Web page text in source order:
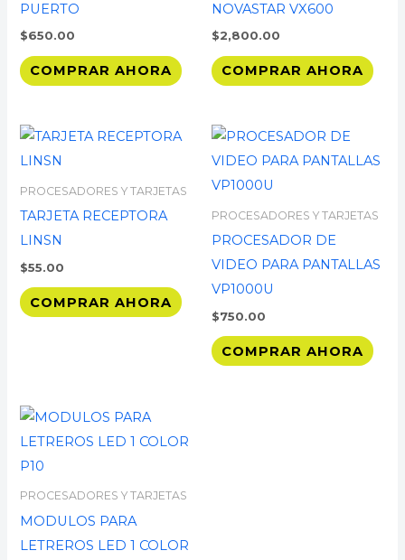
PUERTO
$650.00
COMPRAR AHORA
NOVASTAR VX600
$2,800.00
COMPRAR AHORA
PROCESADORES Y TARJETAS
TARJETA RECEPTORA
LINSN
$55.00
COMPRAR AHORA
PROCESADORES Y TARJETAS
PROCESADOR DE
VIDEO PARA PANTALLAS
VP1000U
$750.00
COMPRAR AHORA
PROCESADORES Y TARJETAS
MODULOS PARA
LETREROS LED 1 COLOR